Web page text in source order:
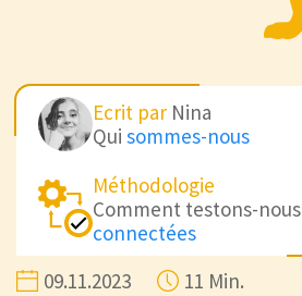
Ecrit par Nina
Qui sommes-nous
Méthodologie
Comment testons-nous
connectées
09.11.2023
11 Min.